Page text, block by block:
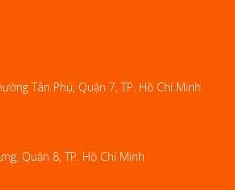
Tân Phú, Quận 7, TP. Hồ Chí Minh
Quận 8, TP. Hồ Chí Minh